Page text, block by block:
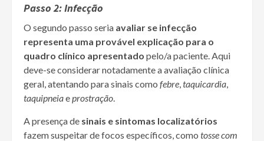
Passo 2: Infecção
O segundo passo seria avaliar se infecção
representa uma provável explicação para o
quadro clínico apresentado pelo/a paciente. Aqui
deve-se considerar notadamente a avaliação clínica
geral, atentando para sinais como febre,taquicardia,
taquipneiaeprostração.
A presença de sinais e sintomas localizatórios
fazem suspeitar de focos específicos, como tosse com